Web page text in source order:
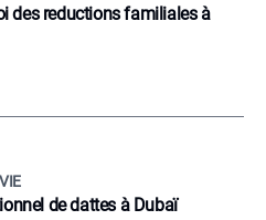
des reductions familiales à
de dattes à Dubaï